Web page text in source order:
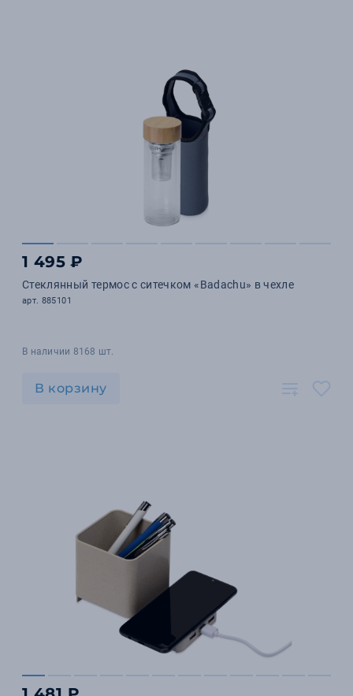
1 495 ₽
Стеклянный термос с ситечком «Badachu» в чехле
арт. 885101
В наличии 8168 шт.
В корзину